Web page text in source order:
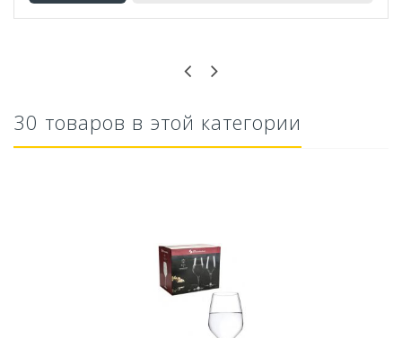
Кашпо Грация прайм (1,3л) Цв. Антрацит...
30 товаров в этой категории